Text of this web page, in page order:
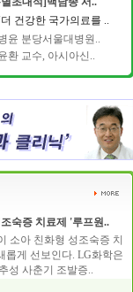
건강한 국가의료를 ..
윤 분당서울대병원..
환 교수, 아시아신..
숙증 치료제 '루프원..
소아 친화형 성조숙증 치
롭게 선보인다. LG화학은
성 사춘기 조발증..